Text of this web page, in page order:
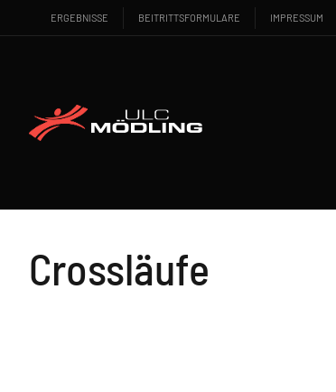
ERGEBNISSE BEITRITTSFORMULARE IMPRESSUM
Crossläufe